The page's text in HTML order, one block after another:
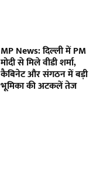
MP News: दिल्ली में PM
मोदी से मिले वीडी शर्मा,
कैबिनेट और संगठन में बड़ी
भूमिका की अटकलें तेज